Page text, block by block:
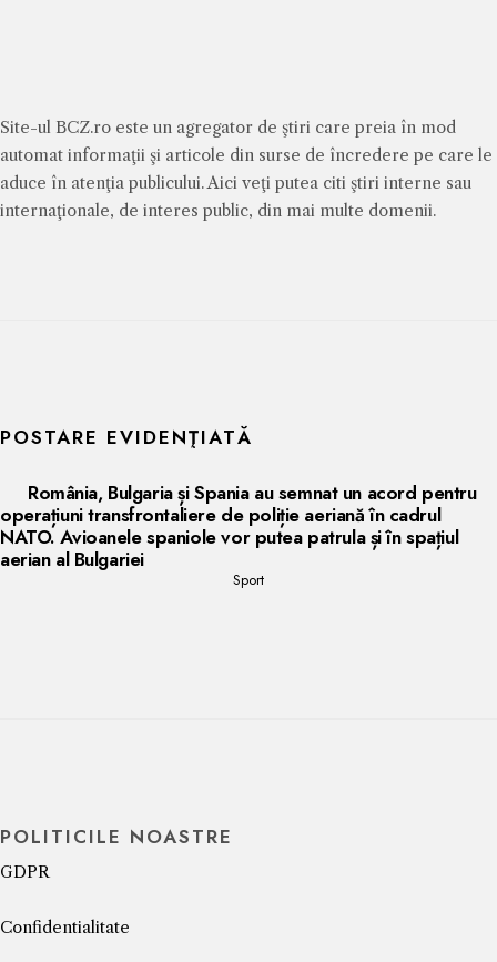
Site-ul BCZ.ro este un agregator de ştiri care preia în mod
automat informaţii şi articole din surse de încredere pe care le
aduce în atenţia publicului. Aici veţi putea citi ştiri interne sau
internaţionale, de interes public, din mai multe domenii.
POSTARE EVIDENŢIATĂ
România, Bulgaria și Spania au semnat un acord pentru
operațiuni transfrontaliere de poliție aeriană în cadrul
NATO. Avioanele spaniole vor putea patrula și în spațiul
aerian al Bulgariei
Sport
POLITICILE NOASTRE
GDPR
Confidentialitate